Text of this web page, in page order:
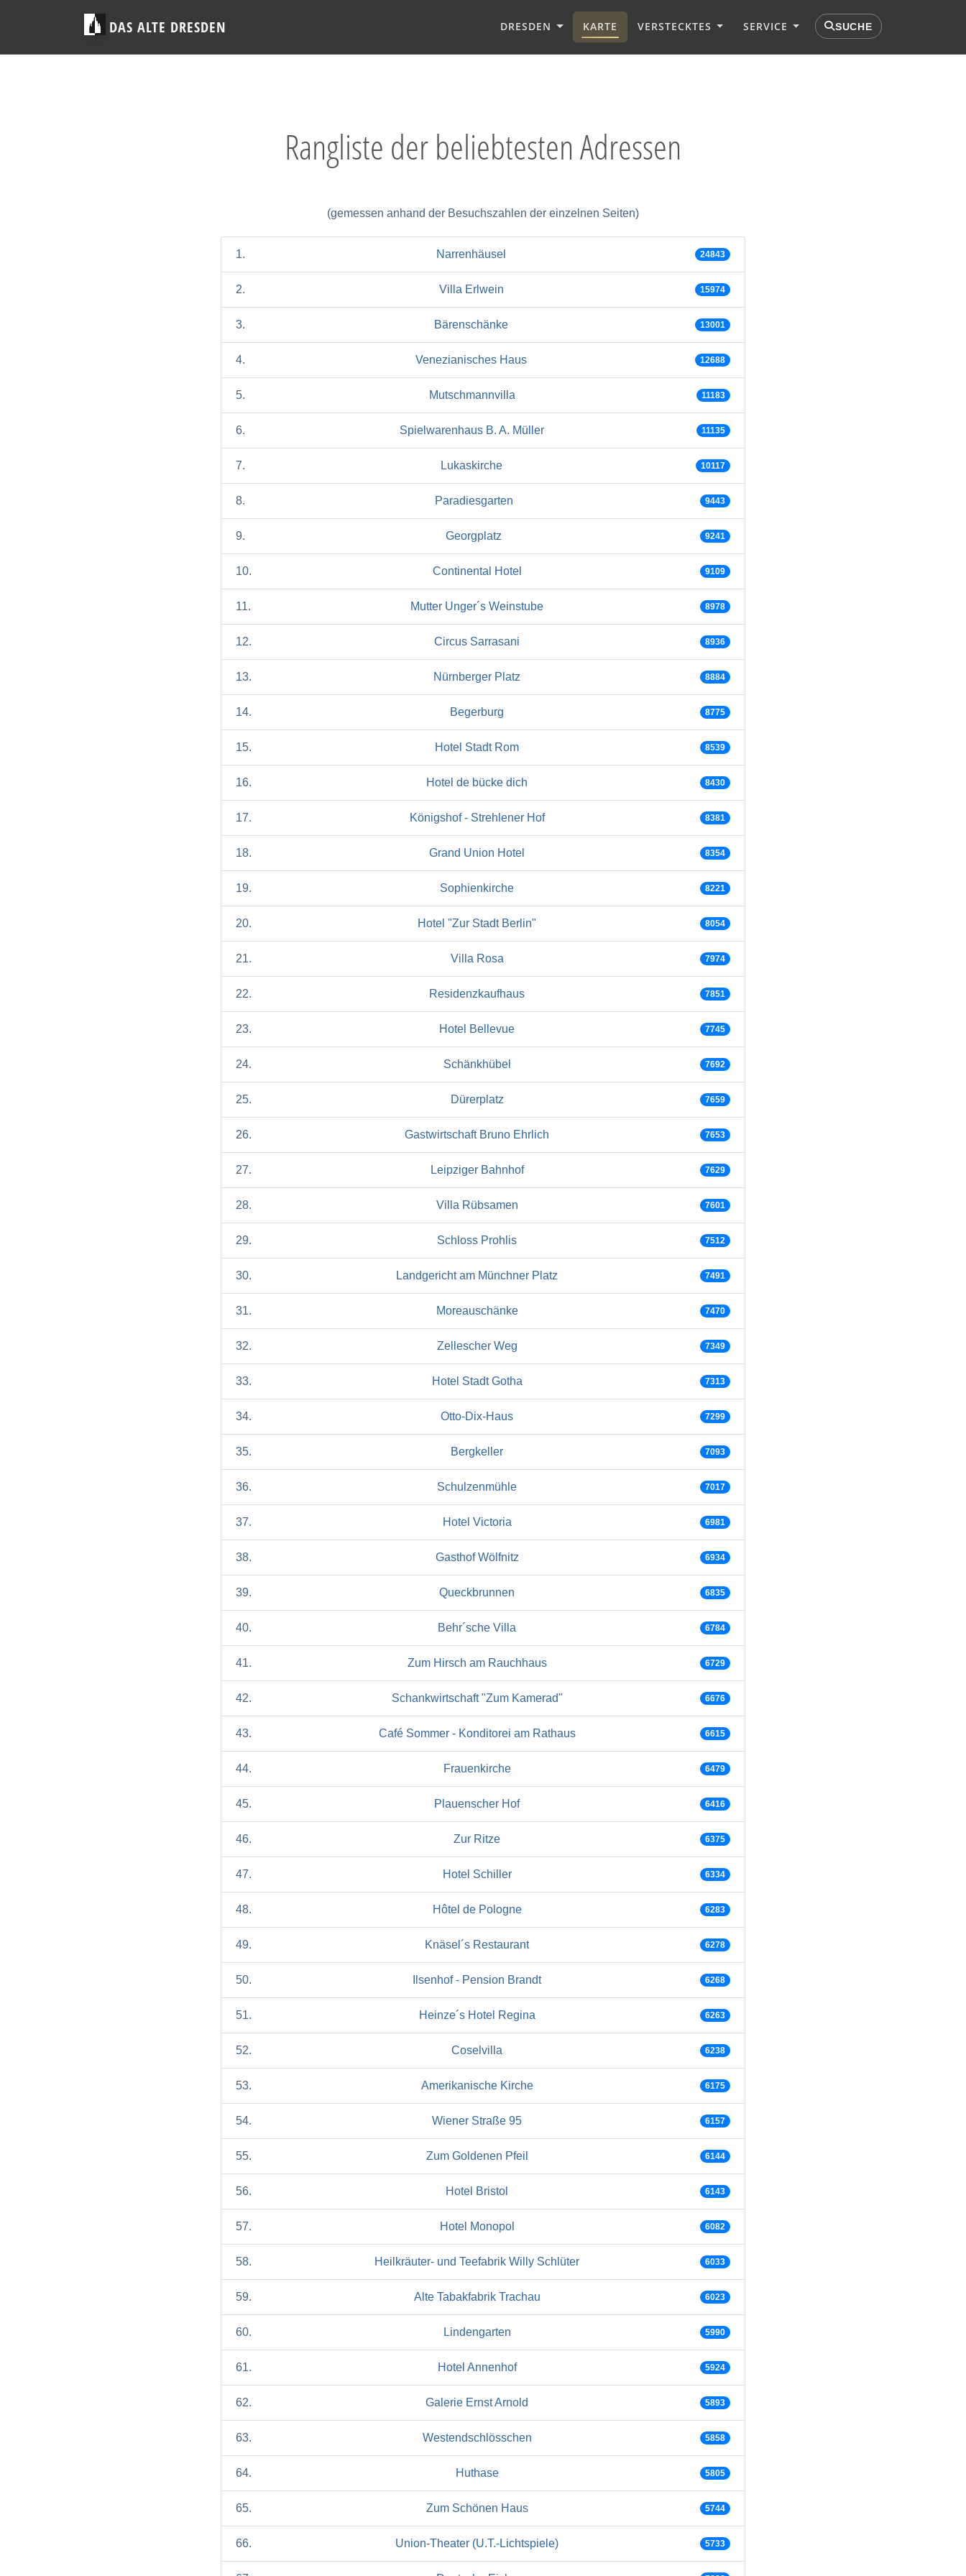
DAS ALTE DRESDEN DRESDEN KARTE VERSTECKTES SERVICE SUCHE
Rangliste der beliebtesten Adressen
(gemessen anhand der Besuchszahlen der einzelnen Seiten)
1. Narrenhäusel 24843
2. Villa Erlwein 15974
3. Bärenschänke 13001
4. Venezianisches Haus 12688
5. Mutschmannvilla 11183
6. Spielwarenhaus B. A. Müller 11135
7. Lukaskirche 10117
8. Paradiesgarten 9443
9. Georgplatz 9241
10. Continental Hotel 9109
11. Mutter Unger´s Weinstube 8978
12. Circus Sarrasani 8936
13. Nürnberger Platz 8884
14. Begerburg 8775
15. Hotel Stadt Rom 8539
16. Hotel de bücke dich 8430
17. Königshof - Strehlener Hof 8381
18. Grand Union Hotel 8354
19. Sophienkirche 8221
20. Hotel "Zur Stadt Berlin" 8054
21. Villa Rosa 7974
22. Residenzkaufhaus 7851
23. Hotel Bellevue 7745
24. Schänkhübel 7692
25. Dürerplatz 7659
26. Gastwirtschaft Bruno Ehrlich 7653
27. Leipziger Bahnhof 7629
28. Villa Rübsamen 7601
29. Schloss Prohlis 7512
30. Landgericht am Münchner Platz 7491
31. Moreauschänke 7470
32. Zellescher Weg 7349
33. Hotel Stadt Gotha 7313
34. Otto-Dix-Haus 7299
35. Bergkeller 7093
36. Schulzenmühle 7017
37. Hotel Victoria 6981
38. Gasthof Wölfnitz 6934
39. Queckbrunnen 6835
40. Behr´sche Villa 6784
41. Zum Hirsch am Rauchhaus 6729
42. Schankwirtschaft "Zum Kamerad" 6676
43. Café Sommer - Konditorei am Rathaus 6615
44. Frauenkirche 6479
45. Plauenscher Hof 6416
46. Zur Ritze 6375
47. Hotel Schiller 6334
48. Hôtel de Pologne 6283
49. Knäsel´s Restaurant 6278
50. Ilsenhof - Pension Brandt 6268
51. Heinze´s Hotel Regina 6263
52. Coselvilla 6238
53. Amerikanische Kirche 6175
54. Wiener Straße 95 6157
55. Zum Goldenen Pfeil 6144
56. Hotel Bristol 6143
57. Hotel Monopol 6082
58. Heilkräuter- und Teefabrik Willy Schlüter 6033
59. Alte Tabakfabrik Trachau 6023
60. Lindengarten 5990
61. Hotel Annenhof 5924
62. Galerie Ernst Arnold 5893
63. Westendschlösschen 5858
64. Huthase 5805
65. Zum Schönen Haus 5744
66. Union-Theater (U.T.-Lichtspiele) 5733